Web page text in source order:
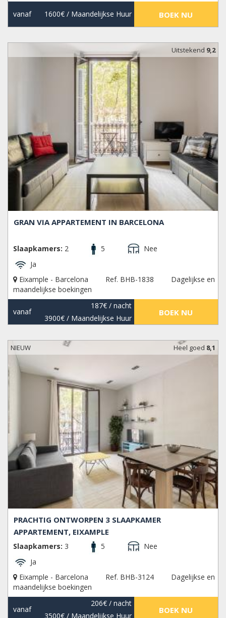
vanaf 1600€/ Maandelijkse Huur BOEK NU
Uitstekend 9,2
GRAN VIA APPARTEMENT IN BARCELONA
Slaapkamers: 2 5
Nee
Ja
Eixample - Barcelona
Ref. BHB-1838
Dagelijkse en
maandelijkse boekingen
vanaf
187€/ nacht
3900€/ Maandelijkse Huur
BOEK NU
NIEUW Heel goed 8,1
PRACHTIG ONTWORPEN 3 SLAAPKAMER
APPARTEMENT, EIXAMPLE
Slaapkamers: 3 5
Nee
Ja
Eixample - Barcelona
Ref. BHB-3124
Dagelijkse en
maandelijkse boekingen
vanaf
206€/ nacht
3500€/ Maandelijkse Huur
BOEK NU